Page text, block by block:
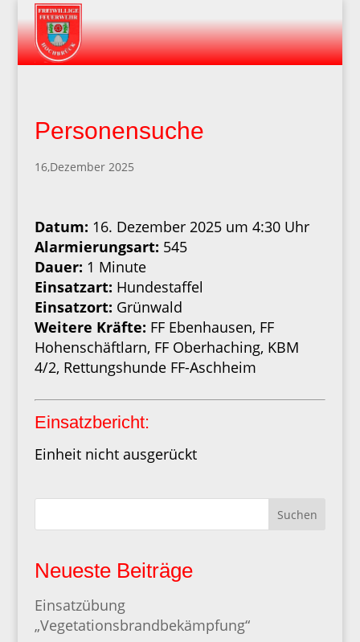
Personensuche
16,Dezember 2025
Datum: 16. Dezember 2025 um 4:30 Uhr
Alarmierungsart: 545
Dauer: 1 Minute
Einsatzart: Hundestaffel
Einsatzort: Grünwald
Weitere Kräfte: FF Ebenhausen, FF
Hohenschäftlarn, FF Oberhaching, KBM
4/2, Rettungshunde FF-Aschheim
Einsatzbericht:
Einheit nicht ausgerückt
Suchen
Neueste Beiträge
Einsatzübung
„Vegetationsbrandbekämpfung“